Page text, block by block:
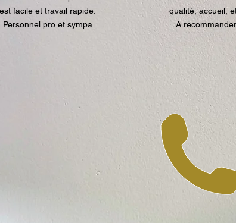
est facile et travail rapide.
Personnel pro et sympa
qualité, accueil,
A